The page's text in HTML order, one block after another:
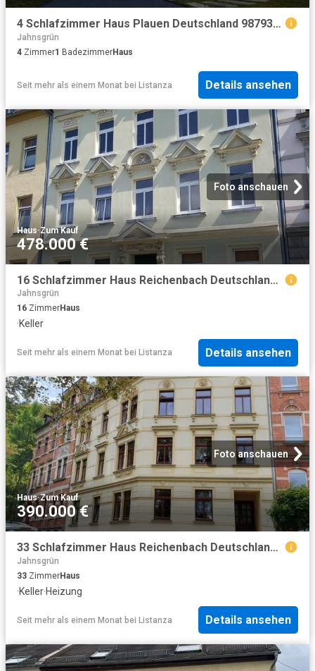
4 Schlafzimmer Haus Plauen Deutschland 98793603
Jahnsgrün
4 Zimmer1 BadezimmerHaus
Seit mehr als einem Monat bei Listanza Details ansehen
Foto anschauen
Haus·Zum Kauf
478.000 €
16 Schlafzimmer Haus Reichenbach Deutschland 103323996
Jahnsgrün
16 ZimmerHaus
·Keller
Seit mehr als einem Monat bei Listanza Details ansehen
Foto anschauen
Haus·Zum Kauf
390.000 €
33 Schlafzimmer Haus Reichenbach Deutschland 103323992
Jahnsgrün
33 ZimmerHaus
·Keller·Heizung
Seit mehr als einem Monat bei Listanza Details ansehen